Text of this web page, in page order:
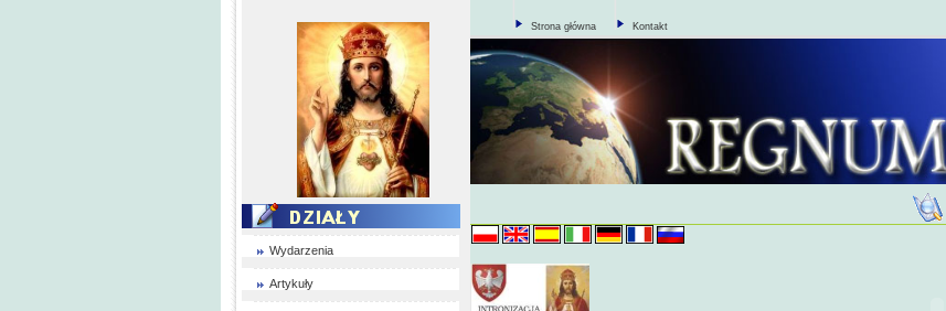
Wydarzenia
Artykuły
Strona główna Kontakt